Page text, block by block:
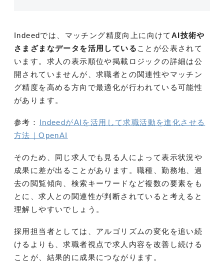
Indeedでは、マッチング精度向上に向けて AI技術や
さまざまなデータを活用している ことが公表されて
います。求人の表示順位や掲載ロジックの詳細は公
開されていませんが、求職者との関連性やマッチン
グ精度を高める方向で最適化が行われている可能性
があります。
参考： IndeedがAIを活用して求職活動を進化させる
方法｜OpenAI
そのため、同じ求人でも見る人によって表示状況や
成果に差が出ることがあります。職種、勤務地、過
去の閲覧傾向、検索キーワードなど複数の要素をも
とに、求人との関連性が判断されていると考えると
理解しやすいでしょう。
採用担当者としては、アルゴリズムの変化を追い続
けるよりも、求職者視点で求人内容を改善し続ける
ことが、結果的に成果につながります。